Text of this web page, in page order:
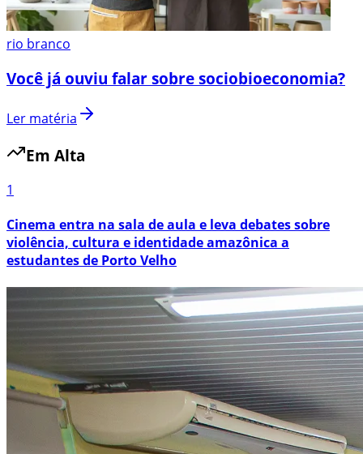
rio branco
Você já ouviu falar sobre sociobioeconomia?
Ler matéria
Em Alta
1
Cinema entra na sala de aula e leva debates sobre
violência, cultura e identidade amazônica a
estudantes de Porto Velho